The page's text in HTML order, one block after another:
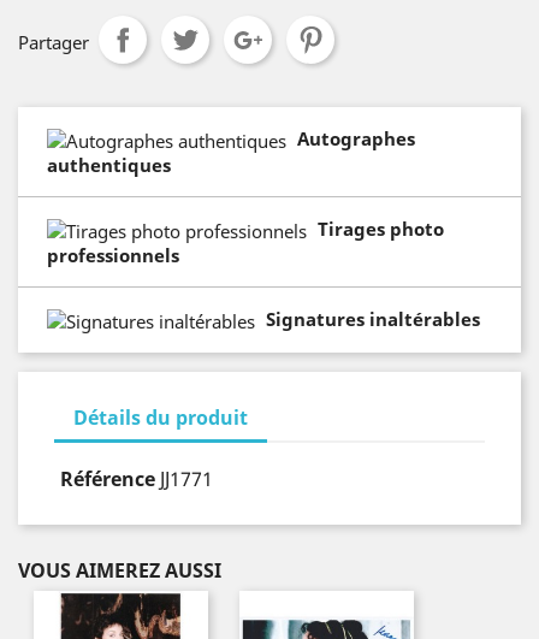
Partager
Autographes
authentiques
Tirages photo
professionnels
Signatures inaltérables
Détails du produit
Référence JJ1771
VOUS AIMEREZ AUSSI